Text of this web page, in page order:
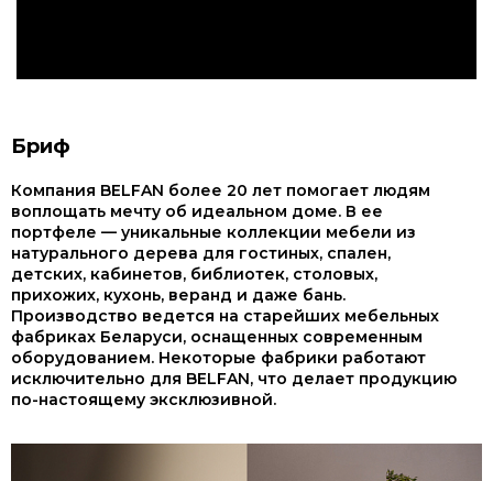
Бриф
Компания BELFAN более 20 лет помогает людям
воплощать мечту об идеальном доме. В ее
портфеле — уникальные коллекции мебели из
натурального дерева для гостиных, спален,
детских, кабинетов, библиотек, столовых,
прихожих, кухонь, веранд и даже бань.
Производство ведется на старейших мебельных
фабриках Беларуси, оснащенных современным
оборудованием. Некоторые фабрики работают
исключительно для BELFAN, что делает продукцию
по-настоящему эксклюзивной.